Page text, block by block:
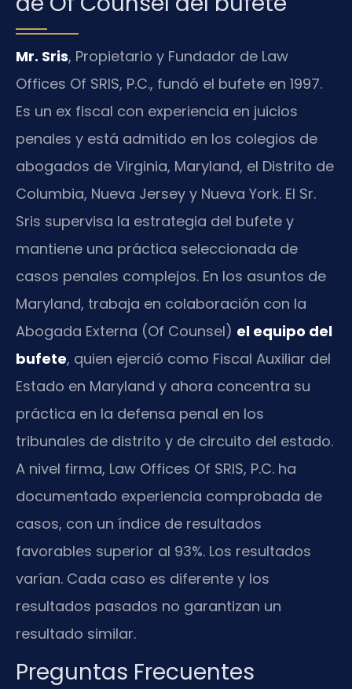
Mr. Sris, Propietario y Fundador de Law
Offices Of SRIS, P.C., fundó el bufete en 1997.
Es un ex fiscal con experiencia en juicios
penales y está admitido en los colegios de
abogados de Virginia, Maryland, el Distrito de
Columbia, Nueva Jersey y Nueva York. El Sr.
Sris supervisa la estrategia del bufete y
mantiene una práctica seleccionada de
casos penales complejos. En los asuntos de
Maryland, trabaja en colaboración con la
Abogada Externa (Of Counsel) el equipo del
bufete, quien ejerció como Fiscal Auxiliar del
Estado en Maryland y ahora concentra su
práctica en la defensa penal en los
tribunales de distrito y de circuito del estado.
A nivel firma, Law Offices Of SRIS, P.C. ha
documentado experiencia comprobada de
casos, con un índice de resultados
favorables superior al 93%. Los resultados
varían. Cada caso es diferente y los
resultados pasados no garantizan un
resultado similar.
Preguntas Frecuentes